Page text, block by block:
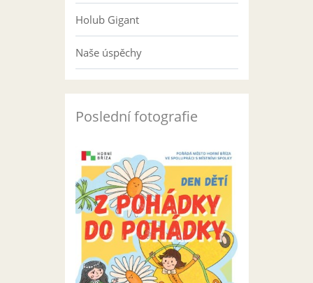
Holub Gigant
Naše úspěchy
Poslední fotografie